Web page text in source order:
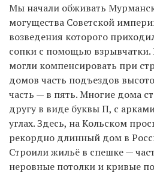
Мы начали обживать
могущества Советской
возведения которого
сопки с помощью взрывчатки.
могли компенсировать при
домов часть подъездов
часть — в пять. Многие дома
другу в виде буквы П, с
углах. Здесь, на Кольском
рекордно длинный дом в
Строили жильё в спешке —
неровные потолки и кривые